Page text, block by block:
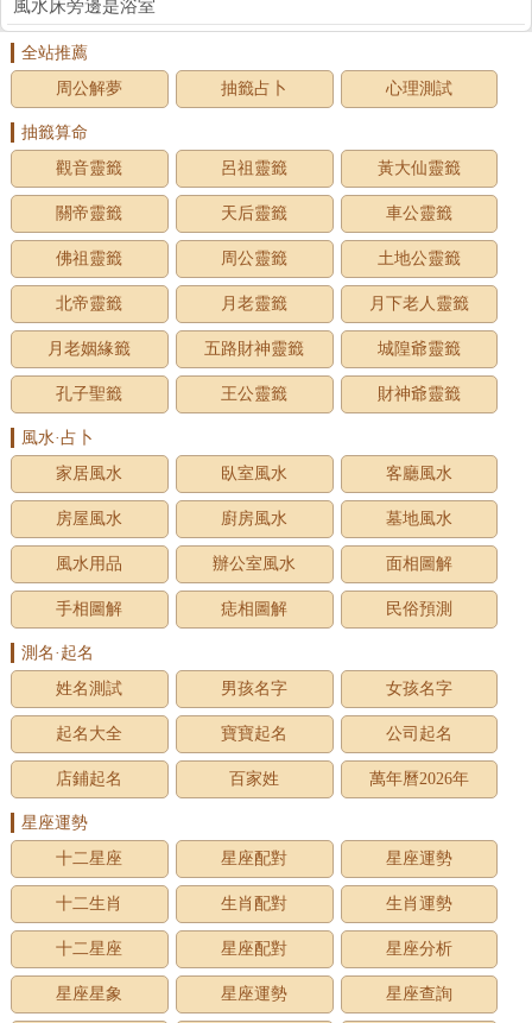
風水床旁邊是浴室
全站推薦
周公解夢
抽籤占卜 心理測試
抽籤算命
觀音靈籤
呂祖靈籤 黃大仙靈籤
關帝靈籤 天后靈籤 車公靈籤
佛祖靈籤 周公靈籤 土地公靈籤
北帝靈籤 月老靈籤 月下老人靈籤
月老姻緣籤 五路財神靈籤 城隍爺靈籤
孔子聖籤 王公靈籤 財神爺靈籤
風水·占卜
家居風水
臥室風水 客廳風水
房屋風水 廚房風水 墓地風水
風水用品 辦公室風水 面相圖解
手相圖解 痣相圖解 民俗預測
測名·起名
姓名測試
男孩名字 女孩名字
起名大全 寶寶起名 公司起名
店鋪起名 百家姓 萬年曆2026年
星座運勢
十二星座
星座配對 星座運勢
十二生肖 生肖配對 生肖運勢
十二星座 星座配對 星座分析
星座星象 星座運勢 星座查詢